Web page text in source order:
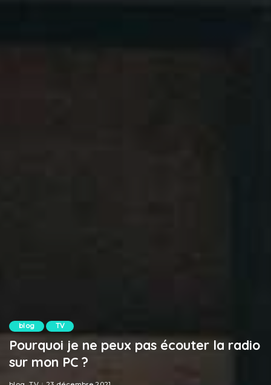
blog TV
Pourquoi je ne peux pas écouter la radio
sur mon PC ?